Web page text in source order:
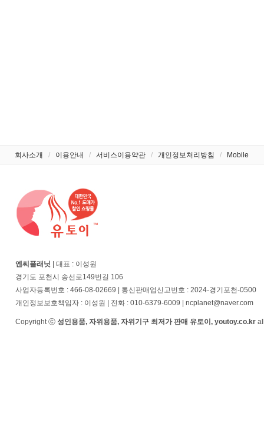
회사소개 / 이용안내 / 서비스이용약관 / 개인정보처리방침 / Mobile
엔씨플래닛 | 대표 : 이성원
경기도 포천시 송선로149번길 106
사업자등록번호 : 466-08-02669 | 통신판매업신고번호 : 2024-경기포천-0500
개인정보보호책임자 : 이성원 | 전화 : 010-6379-6009 | ncplanet@naver.com
Copyright ⓒ 성인용품, 자위용품, 자위기구 최저가 판매 유토이, youtoy.co.kr